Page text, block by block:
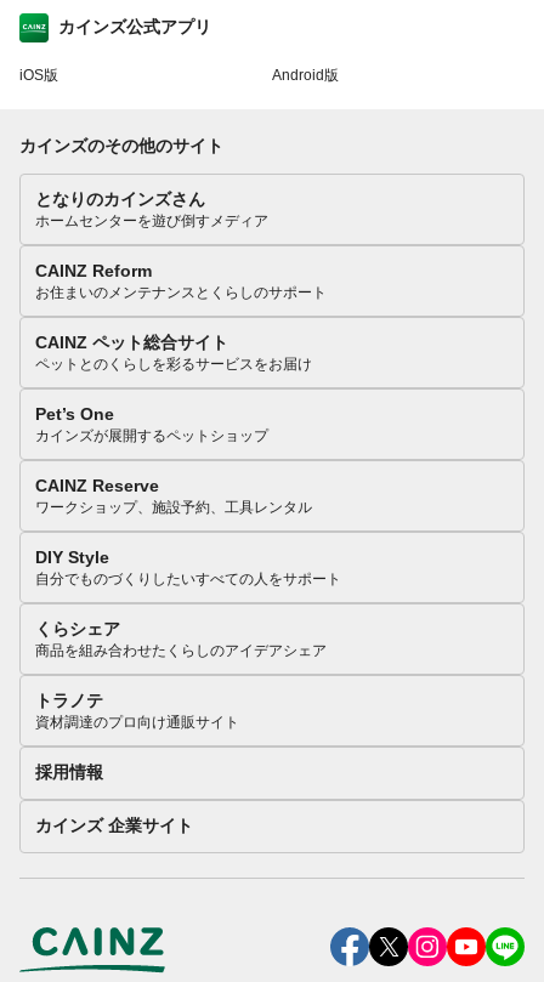
カインズ公式アプリ
iOS版 Android版
カインズのその他のサイト
となりのカインズさん
ホームセンターを遊び倒すメディア
CAINZ Reform
お住まいのメンテナンスとくらしのサポート
CAINZ ペット総合サイト
ペットとのくらしを彩るサービスをお届け
Pet’s One
カインズが展開するペットショップ
CAINZ Reserve
ワークショップ、施設予約、工具レンタル
DIY Style
自分でものづくりしたいすべての人をサポート
くらシェア
商品を組み合わせたくらしのアイデアシェア
トラノテ
資材調達のプロ向け通販サイト
採用情報
カインズ 企業サイト